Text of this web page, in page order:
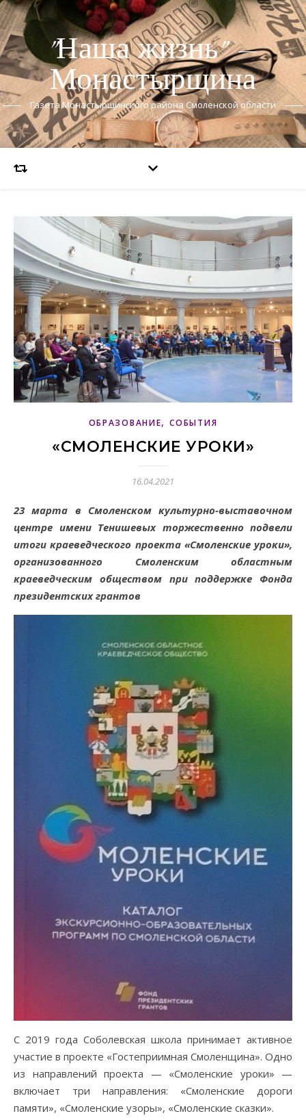
"Наша жизнь" —
Монастырщина
Газета Монастырщинского района Смоленской области
ОБРАЗОВАНИЕ,СОБЫТИЯ
«СМОЛЕНСКИЕ УРОКИ»
16.04.2021
23 марта в Смоленском культурно-выставочном
центре имени Тенишевых торжественно подвели
итоги краеведческого проекта «Смоленские уроки»,
организованного Смоленским областным
краеведческим обществом при поддержке Фонда
президентских грантов
С 2019 года Соболевская школа принимает активное
участие в проекте «Гостеприимная Смоленщина». Одно
из направлений проекта — «Смоленские уроки» —
включает три направления: «Смоленские дороги
памяти», «Смоленские узоры», «Смоленские сказки».